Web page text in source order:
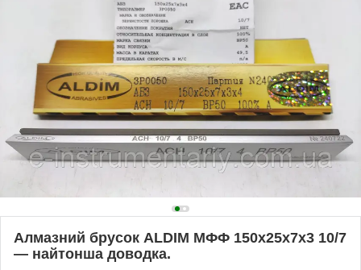
Алмазний брусок ALDIM МФФ 150х25х7х3 10/7
— найтонша доводка.